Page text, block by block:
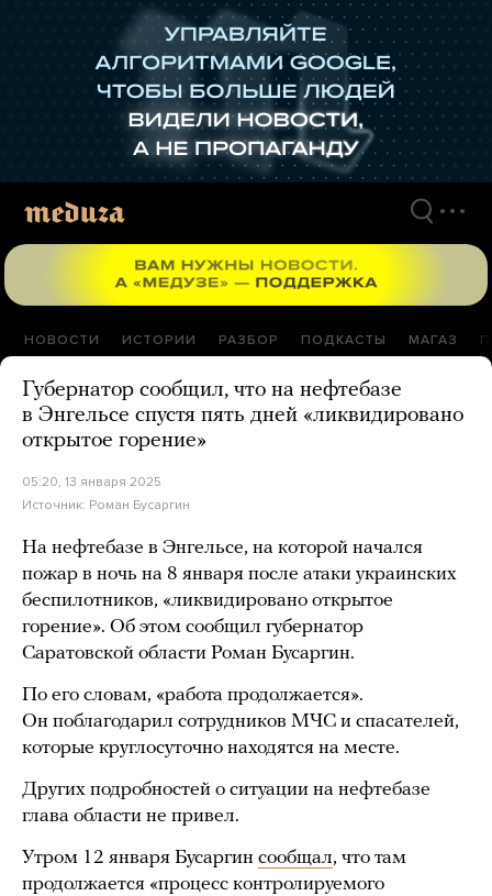
НОВОСТИ ИСТОРИИ РАЗБОР ПОДКАСТЫ МАГАЗ
Губернатор сообщил, что на нефтебазе
в Энгельсе спустя пять дней «ликвидировано
открытое горение»
05:20, 13 января 2025
Источник: Роман Бусаргин
На нефтебазе в Энгельсе, на которой начался
пожар в ночь на 8 января после атаки украинских
беспилотников, «ликвидировано открытое
горение». Об этом сообщил губернатор
Саратовской области Роман Бусаргин.
По его словам, «работа продолжается».
Он поблагодарил сотрудников МЧС и спасателей,
которые круглосуточно находятся на месте.
Других подробностей о ситуации на нефтебазе
глава области не привел.
Утром 12 января Бусаргин сообщал, что там
продолжается «процесс контролируемого